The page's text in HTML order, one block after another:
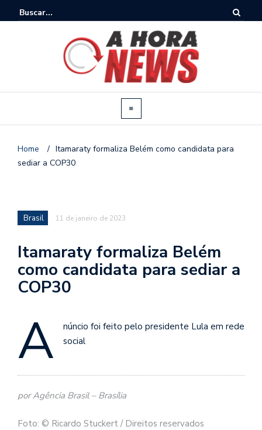
Home / Itamaraty formaliza Belém como candidata para
sediar a COP30
Brasil 11 de janeiro de 2023
Itamaraty formaliza Belém
como candidata para sediar a
COP30
A
núncio foi feito pelo presidente Lula em rede
social
por Agência Brasil – Brasília
Foto: © Ricardo Stuckert / Direitos reservados